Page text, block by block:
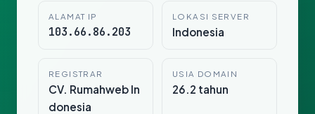
ALAMAT IP
103.66.86.203
LOKASI SERVER
Indonesia
REGISTRAR
CV. Rumahweb In
donesia
USIA DOMAIN
26.2 tahun